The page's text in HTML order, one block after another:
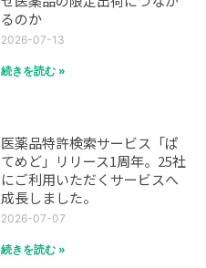
るのか
2026-07-13
続きを読む »
医薬品特許検索サービス「ぱ
てめど」リリース1周年。25社
にご利用いただくサービスへ
成長しました。
2026-07-07
続きを読む »